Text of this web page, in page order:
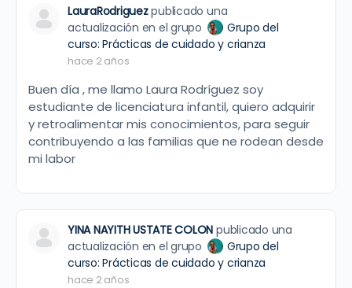
LauraRodriguezpublicado una
actualización en el grupo
Grupo del
curso: Prácticas de cuidado y crianza
hace 2 años
Buen día , me llamo Laura Rodríguez soy
estudiante de licenciatura infantil, quiero adquirir
y retroalimentar mis conocimientos, para seguir
contribuyendo a las familias que ne rodean desde
mi labor
YINA NAYITH USTATE COLON publicado una
actualización en el grupo
Grupo del
curso: Prácticas de cuidado y crianza
hace 2 años